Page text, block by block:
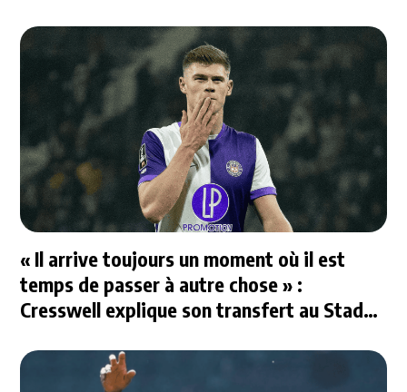
« Il arrive toujours un moment où il est
temps de passer à autre chose » :
Cresswell explique son transfert au Stade